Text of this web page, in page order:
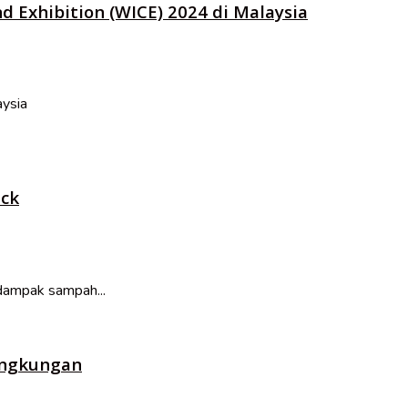
(WICE) 2024 di Malaysia
sampah...